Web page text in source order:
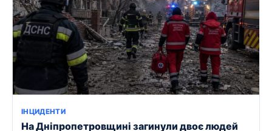
ІНЦИДЕНТИ
На Дніпропетровщині загинули двоє людей